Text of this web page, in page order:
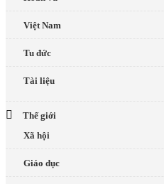
Việt Nam
Tu đức
Tài liệu
Thế giới
Xã hội
Giáo dục